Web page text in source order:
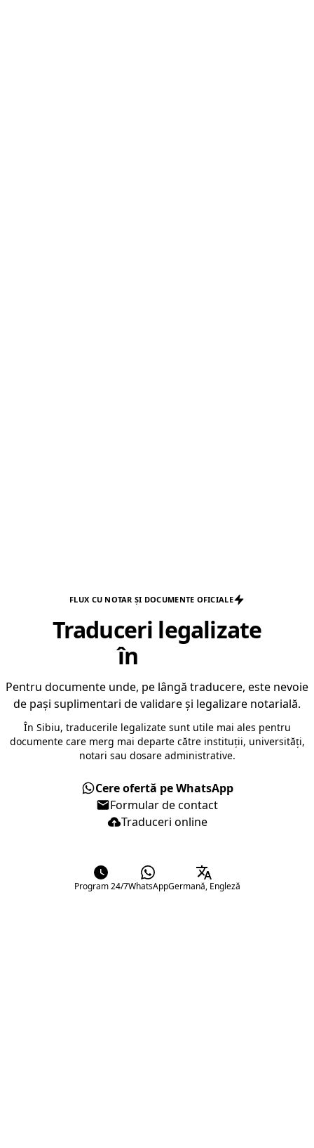
FLUX CU NOTAR ȘI DOCUMENTE OFICIALE
Traduceri legalizate
în
Pentru documente unde, pe lângă traducere, este nevoie
de pași suplimentari de validare și legalizare notarială.
În Sibiu, traducerile legalizate sunt utile mai ales pentru
documente care merg mai departe către instituții, universități,
notari sau dosare administrative.
Cere ofertă pe WhatsApp
Formular de contact
Traduceri online
Program 24/7WhatsAppGermană, Engleză